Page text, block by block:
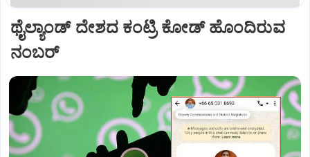
ಥೈಲ್ಯಾಂಡ್ ದೇಶದ ಕಂಟ್ರಿ ಕೋಡ್ ಹೊಂದಿರುವ
ನಂಬರ್‌